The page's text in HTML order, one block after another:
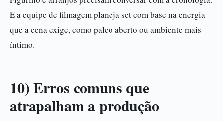
E a equipe de filmagem planeja set com base na energia
que a cena exige, como palco aberto ou ambiente mais
íntimo.
10) Erros comuns que
atrapalham a produção